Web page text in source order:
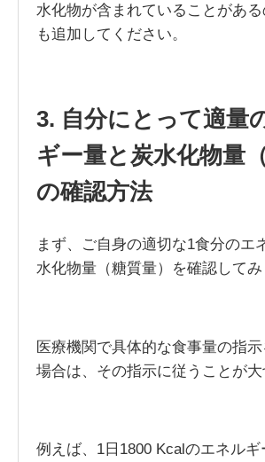
水化物が含まれていることがあ
も追加してください。
3. 自分にとって適量
ギー量と炭水化物量
の確認方法
まず、ご自身の適切な1食分のエ
水化物量（糖質量）を確認してみ
医療機関で具体的な食事量の指
場合は、その指示に従うことが大
例えば、1日1800 Kcalのエネル